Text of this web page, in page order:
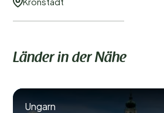
Länder in der Nähe
Ungarn